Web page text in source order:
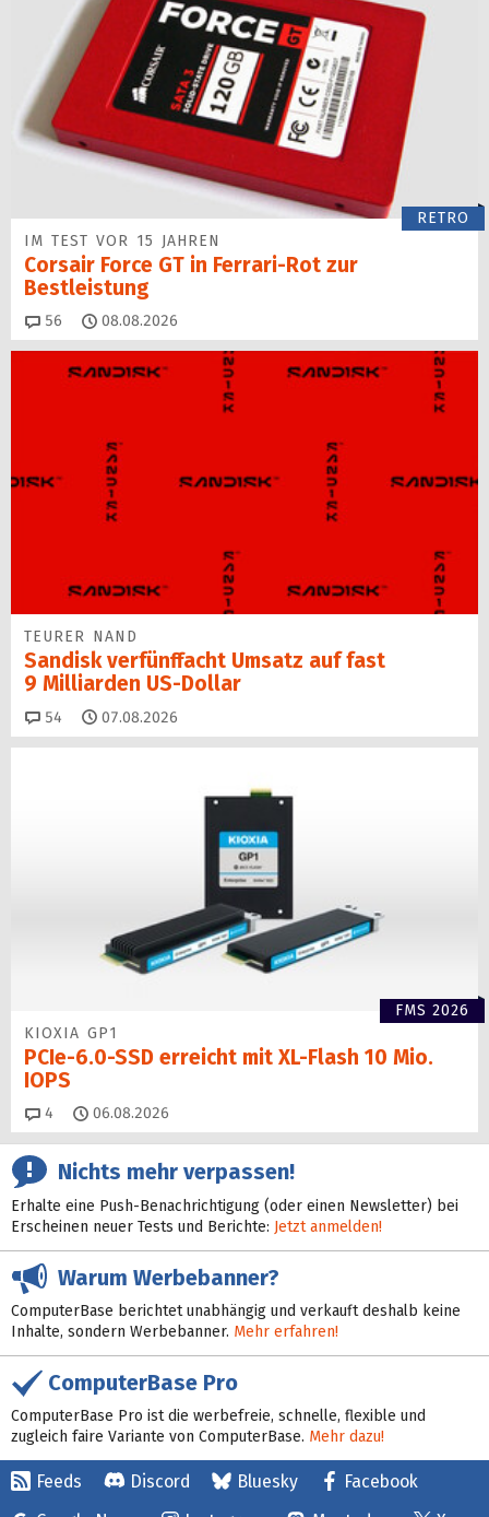
RETRO
IM TEST VOR 15 JAHREN
Corsair Force GT in Ferrari-Rot zur
Bestleistung
56 Kommentare
08.08.2026
TEURER NAND
Sandisk verfünffacht Umsatz auf fast
9 Milliarden US-Dollar
54 Kommentare
07.08.2026
FMS 2026
KIOXIA GP1
PCIe-6.0-SSD erreicht mit XL-Flash 10 Mio.
IOPS
4 Kommentare
06.08.2026
Nichts mehr verpassen!
Erhalte eine Push-Benachrichtigung (oder einen Newsletter) bei
Erscheinen neuer Tests und Berichte: Jetzt anmelden!
Warum Werbebanner?
ComputerBase berichtet unabhängig und verkauft deshalb keine
Inhalte, sondern Werbebanner. Mehr erfahren!
ComputerBase Pro
ComputerBase Pro ist die werbefreie, schnelle, flexible und
zugleich faire Variante von ComputerBase. Mehr dazu!
Feeds Discord Bluesky
Facebook